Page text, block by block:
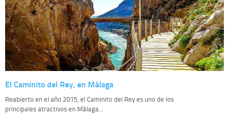
El Caminito del Rey, en Málaga
Reabierto en el año 2015, el Caminito del Rey es uno de los
principales atractivos en Málaga...